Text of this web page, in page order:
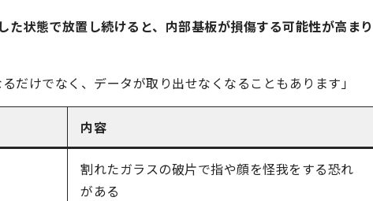
た状態で放置し続けると、内部基板が損傷する可能性が高まり
だけでなく、データが取り出せなくなることもあります」
内容
割れたガラスの破片で指や顔を怪我をする恐れ
がある